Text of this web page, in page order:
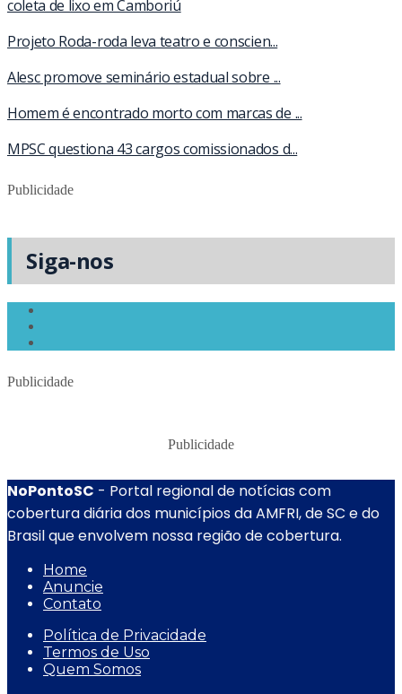
coleta de lixo em Camboriú
Projeto Roda-roda leva teatro e conscien...
Alesc promove seminário estadual sobre ...
Homem é encontrado morto com marcas de ...
MPSC questiona 43 cargos comissionados d...
Publicidade
Siga-nos
Publicidade
Publicidade
NoPontoSC - Portal regional de notícias com
cobertura diária dos municípios da AMFRI, de SC e do
Brasil que envolvem nossa região de cobertura.
Home
Anuncie
Contato
Política de Privacidade
Termos de Uso
Quem Somos